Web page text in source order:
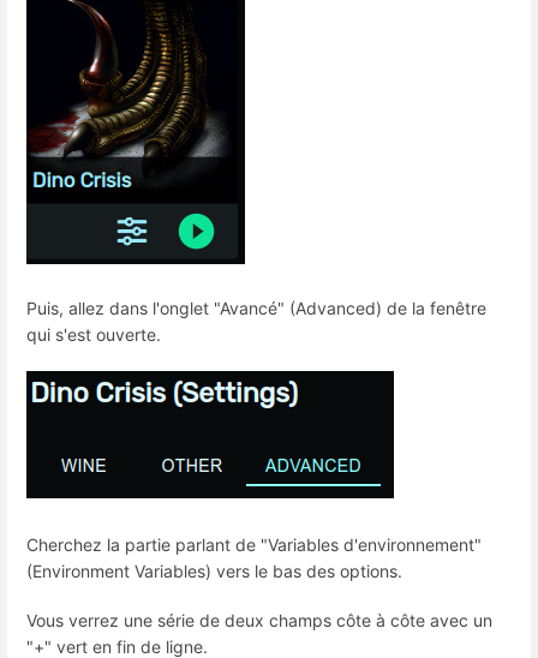
Puis, allez dans l'onglet "Avancé" (Advanced) de la fenêtre
qui s'est ouverte.
Cherchez la partie parlant de "Variables d'environnement"
(Environment Variables) vers le bas des options.
Vous verrez une série de deux champs côte à côte avec un
"+" vert en fin de ligne.